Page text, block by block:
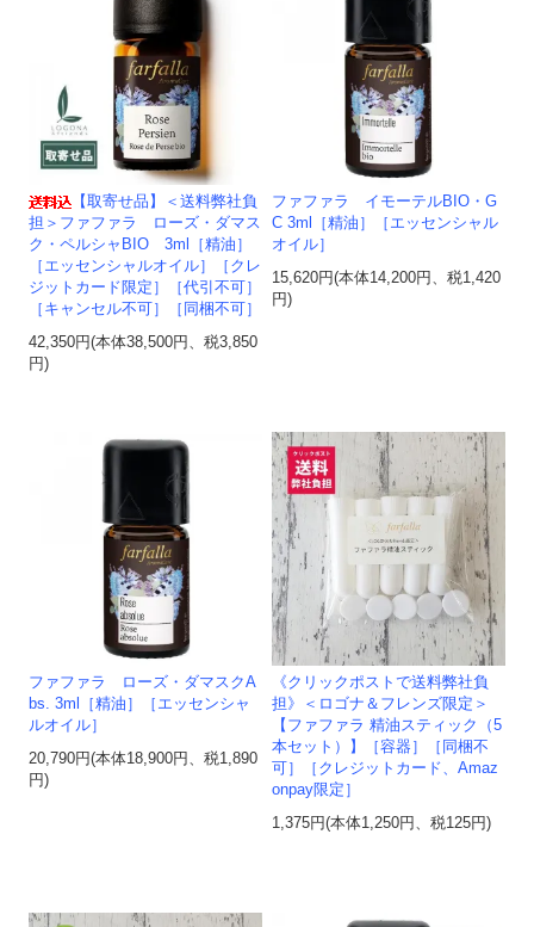
【取寄せ品】＜送料弊社負
担＞ファファラ ローズ・ダマス
ク・ペルシャBIO 3ml［精油］
［エッセンシャルオイル］［クレ
ジットカード限定］［代引不可］
［キャンセル不可］［同梱不可］
42,350円(本体38,500円、税3,850
円)
ファファラ イモーテルBIO・G
C 3ml［精油］［エッセンシャル
オイル］
15,620円(本体14,200円、税1,420
円)
ファファラ ローズ・ダマスクA
bs. 3ml［精油］［エッセンシャ
ルオイル］
20,790円(本体18,900円、税1,890
円)
《クリックポストで送料弊社負
担》＜ロゴナ＆フレンズ限定＞
【ファファラ 精油スティック（5
本セット）】［容器］［同梱不
可］［クレジットカード、Amaz
onpay限定］
1,375円(本体1,250円、税125円)